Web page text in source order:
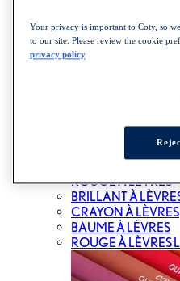
ROUGE À LÈVRES
BRILLANT À
CRAYON À LÈVRES
BAUME À LÈVRES
ROUGE À LÈVRES
Your privacy is important to Coty, so
to our site. Please review the cookie
privacy policy